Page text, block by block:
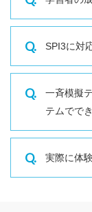
Q. SPI3に対
Q.
一斉模擬
テムでで
Q. 実際に体